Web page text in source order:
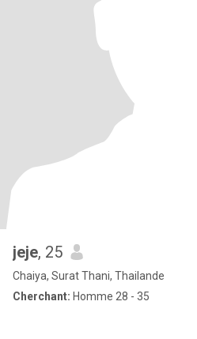
jeje, 25
Chaiya, Surat Thani, Thailande
Cherchant: Homme 28 - 35